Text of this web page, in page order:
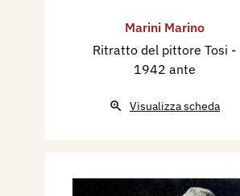
Marini Marino
Ritratto del pittore Tosi -
1942 ante
Visualizza scheda